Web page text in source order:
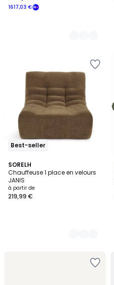
1617,03 €
Best-seller
SORELH
Chauffeuse 1 place en velours
JANIS
à partir de
219,99 €
5
Couleurs